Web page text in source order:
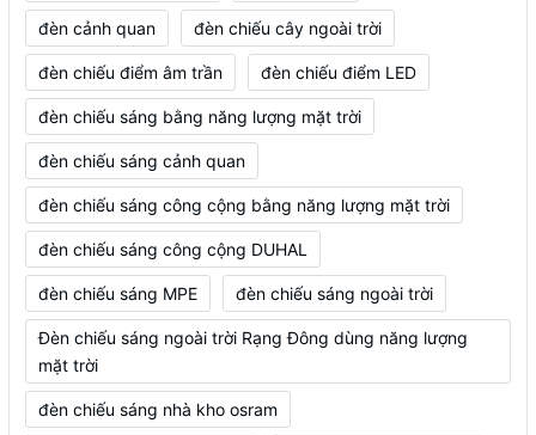
đèn cảnh quan đèn chiếu cây ngoài trời
đèn chiếu điểm âm trần đèn chiếu điểm LED
đèn chiếu sáng bằng năng lượng mặt trời
đèn chiếu sáng cảnh quan
đèn chiếu sáng công cộng bằng năng lượng mặt trời
đèn chiếu sáng công cộng DUHAL
đèn chiếu sáng MPE đèn chiếu sáng ngoài trời
Đèn chiếu sáng ngoài trời Rạng Đông dùng năng lượng
mặt trời
đèn chiếu sáng nhà kho osram